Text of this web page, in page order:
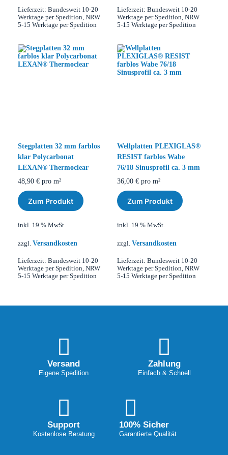
Lieferzeit: Bundesweit 10-20
Werktage per Spedition, NRW
5-15 Werktage per Spedition
Lieferzeit: Bundesweit 10-20
Werktage per Spedition, NRW
5-15 Werktage per Spedition
Stegplatten 32 mm farblos
klar Polycarbonat
LEXAN® Thermoclear
48,90 € pro m²
Zum Produkt
inkl. 19 % MwSt.
zzgl. Versandkosten
Lieferzeit: Bundesweit 10-20
Werktage per Spedition, NRW
5-15 Werktage per Spedition
Wellplatten PLEXIGLAS®
RESIST farblos Wabe
76/18 Sinusprofil ca. 3 mm
36,00 €pro m²
Zum Produkt
inkl. 19 % MwSt.
zzgl. Versandkosten
Lieferzeit: Bundesweit 10-20
Werktage per Spedition, NRW
5-15 Werktage per Spedition
Versand
Eigene Spedition
Zahlung
Einfach & Schnell
Support
Kostenlose Beratung
100% Sicher
Garantierte Qualität